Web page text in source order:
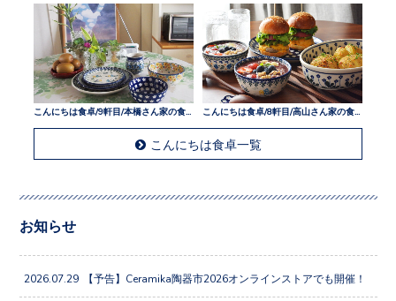
こんにちは食卓/9軒目/本橋さん家の食卓
こんにちは食卓一覧
お知らせ
2026.07.29 【予告】Ceramika陶器市2026オンラインストアでも開催！